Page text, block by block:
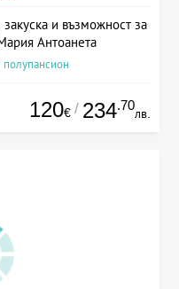
и възможност за
Антоанета
120€ / 234.70
лв.